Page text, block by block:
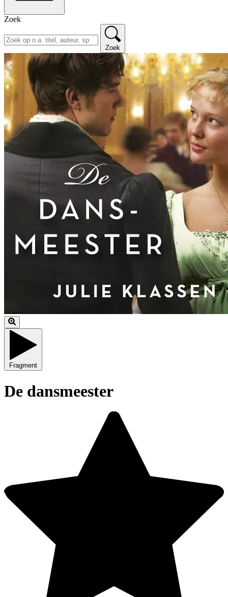
Zoek
Zoek
Fragment
De dansmeester